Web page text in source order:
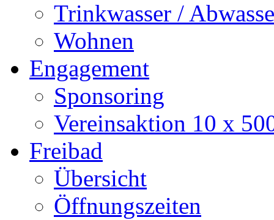
Trinkwasser /
Wohnen
Engagement
Sponsoring
Vereinsaktion 10 x
Freibad
Übersicht
Öffnungszeiten